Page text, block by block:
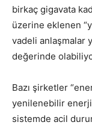
birkaç gigavata
üzerine eklenen
vadeli anlaşmalar
değerinde
Bazı şirketler
yenilenebilir enerji
sistemde acil